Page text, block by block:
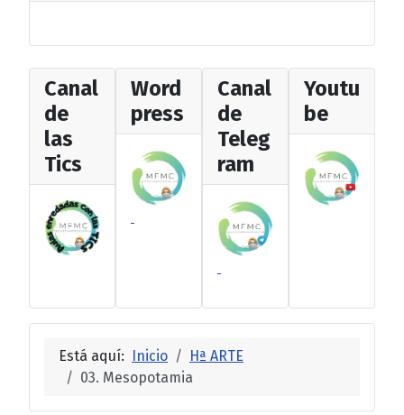
Canal
de
las
Tics
Word
press
Canal
de
Teleg
ram
Youtu
be
Está aquí: Inicio
Hª ARTE
03. Mesopotamia